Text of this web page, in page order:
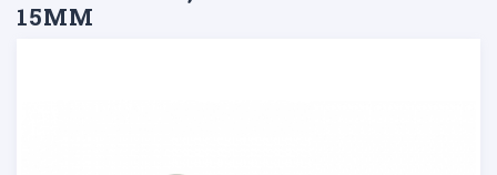
15ММ